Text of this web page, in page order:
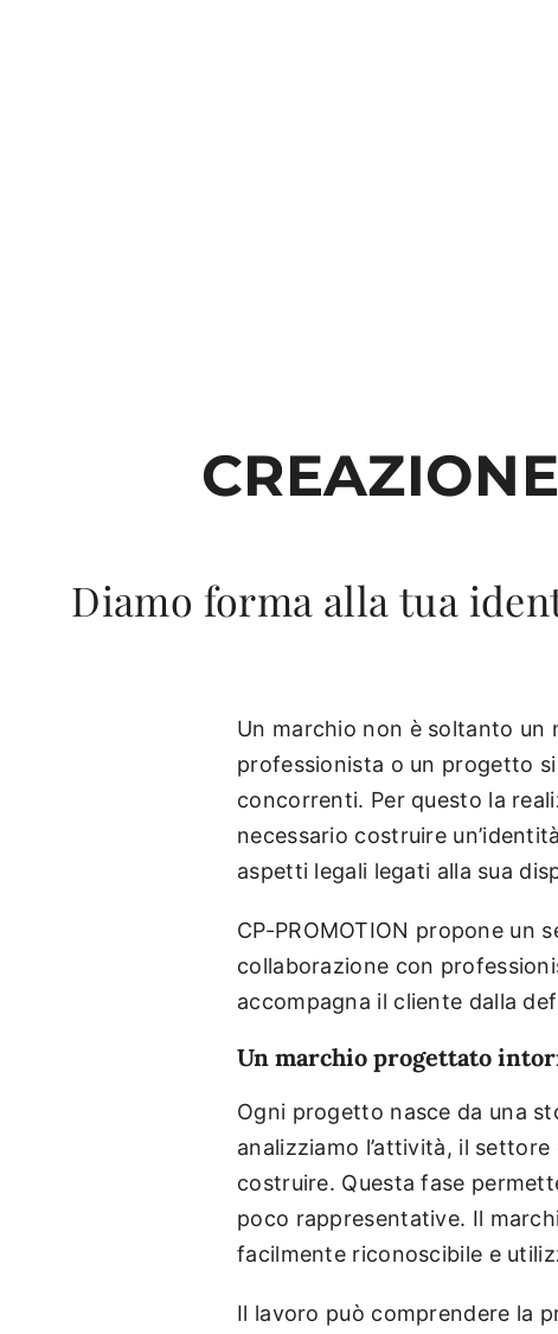
Diamo forma alla tua
Un marchio non è soltanto un
professionista o un progetto
concorrenti. Per questo la
necessario costruire
aspetti legali legati alla sua
CP-PROMOTION propone un
collaborazione con
accompagna il cliente dalla
Un marchio progettato
Ogni progetto nasce da una
analizziamo l’attività, il
costruire. Questa fase
poco rappresentative. Il
facilmente riconoscibile e
Il lavoro può comprendere la